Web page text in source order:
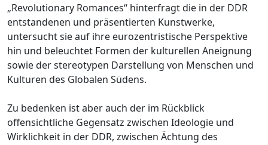
„Revolutionary Romances“ hinterfragt die in der DDR
entstandenen und präsentierten Kunstwerke,
untersucht sie auf ihre eurozentristische Perspektive
hin und beleuchtet Formen der kulturellen Aneignung
sowie der stereotypen Darstellung von Menschen und
Kulturen des Globalen Südens.
Zu bedenken ist aber auch der im Rückblick
offensichtliche Gegensatz zwischen Ideologie und
Wirklichkeit in der DDR, zwischen Ächtung des